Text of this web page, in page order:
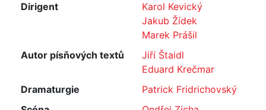
Dirigent
Karol Kevický
Jakub Žídek
Marek Prášil
Autor písňových textů
Jiří Štaidl
Eduard Krečmar
Dramaturgie
Patrick Fridrichovský